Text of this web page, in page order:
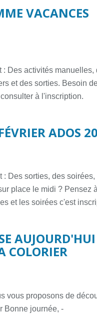
VACANCES
: Des activités manuelles,
et des sorties. Besoin
à l'inscription.
ADOS
: Des sorties, des soirées,
place le midi ? Pensez
et les soirées c'est
COLORIER
vous proposons de
Bonne journée, -